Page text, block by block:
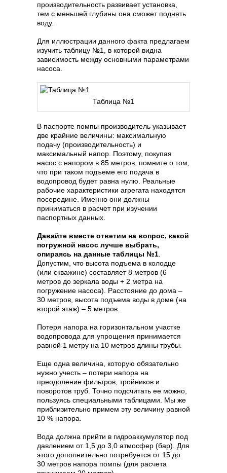
производительность развивает установка,
тем с меньшей глубины она сможет поднять
воду.
Для иллюстрации данного факта предлагаем
изучить таблицу №1, в которой видна
зависимость между основными параметрами
насоса.
Таблица №1
В паспорте помпы производитель указывает
две крайние величины: максимальную
подачу (производительность) и
максимальный напор. Поэтому, покупая
насос с напором в 85 метров, помните о том,
что при таком подъеме его подача в
водопровод будет равна нулю. Реальные
рабочие характеристики агрегата находятся
посередине. Именно они должны
приниматься в расчет при изучении
паспортных данных.
Давайте вместе ответим на вопрос, какой
погружной насос лучше выбрать,
опираясь на данные таблицы №1
Допустим, что высота подъема в колодце
(или скважине) составляет 8 метров (6
метров до зеркала воды + 2 метра на
погружение насоса). Расстояние до дома –
30 метров, высота подъема воды в доме (на
второй этаж) – 5 метров.
Потеря напора на горизонтальном участке
водопровода для упрощения принимается
равной 1 метру на 10 метров длины трубы.
Еще одна величина, которую обязательно
нужно учесть – потери напора на
преодоление фильтров, тройников и
поворотов труб. Точно подсчитать ее можно,
пользуясь специальными таблицами. Мы же
приблизительно примем эту величину равной
10 % напора.
Вода должна прийти в гидроаккумулятор под
давлением от 1,5 до 3,0 атмосфер (бар). Для
этого дополнительно потребуется от 15 до
30 метров напора помпы (для расчета